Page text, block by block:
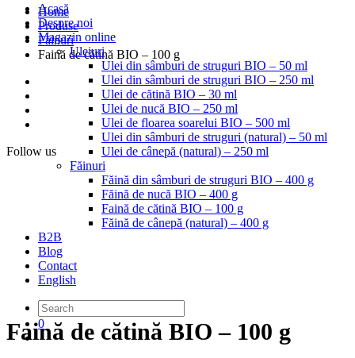
Acasă
Despre noi
Magazin online
Uleiuri
Ulei din sâmburi de struguri BIO – 50 ml
Ulei din sâmburi de struguri BIO – 250 ml
Ulei de cătină BIO – 30 ml
Ulei de nucă BIO – 250 ml
Ulei de floarea soarelui BIO – 500 ml
Ulei din sâmburi de struguri (natural) – 50 ml
Ulei de cânepă (natural) – 250 ml
Făinuri
Făină din sâmburi de struguri BIO – 400 g
Făină de nucă BIO – 400 g
Faină de cătină BIO – 100 g
Făină de cânepă (natural) – 400 g
B2B
Blog
Contact
English
0
Home
Produse
Făinuri
Faină de cătină BIO – 100 g
Follow us
Faină de cătină BIO – 100 g